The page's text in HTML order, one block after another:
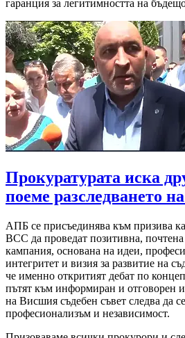
гаранция за легитимността на
Прокуратурата иска
поеме разследването
АПБ се присъединява към призива
ВСС да проведат позитивна,
кампания, основана на идеи,
интегритет и визия за развитие на
че именно откритият дебат по
пътят към информиран и отговорен
на Висшия съдебен съвет следва да
професионализъм и независимост.